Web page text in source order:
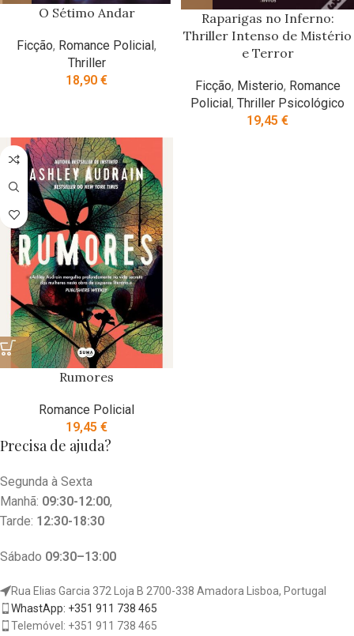
O Sétimo Andar
Ficção, Romance Policial,
Thriller
18,90 €
Raparigas no Inferno:
Thriller Intenso de Mistério
e Terror
Ficção, Misterio, Romance
Policial , Thriller Psicológico
19,45 €
Rumores
Romance Policial
19,45 €
Precisa de ajuda?
Segunda à Sexta
Manhã: 09:30-12:00,
Tarde: 12:30-18:30
Sábado 09:30–13:00
Rua Elias Garcia 372 Loja B 2700-338 Amadora Lisboa, Portugal
WhastApp: +351 911 738 465
Telemóvel: +351 911 738 465